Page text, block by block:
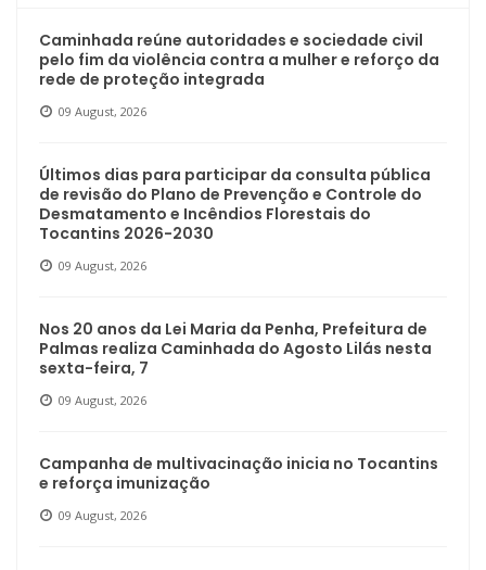
Caminhada reúne autoridades e sociedade civil
pelo fim da violência contra a mulher e reforço da
rede de proteção integrada
09 August, 2026
Últimos dias para participar da consulta pública
de revisão do Plano de Prevenção e Controle do
Desmatamento e Incêndios Florestais do
Tocantins 2026-2030
09 August, 2026
Nos 20 anos da Lei Maria da Penha, Prefeitura de
Palmas realiza Caminhada do Agosto Lilás nesta
sexta-feira, 7
09 August, 2026
Campanha de multivacinação inicia no Tocantins
e reforça imunização
09 August, 2026